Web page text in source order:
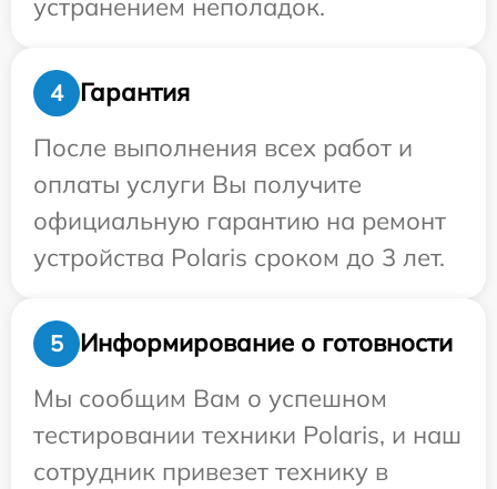
устранением неполадок.
4
Гарантия
После выполнения всех работ и
оплаты услуги Вы получите
официальную гарантию на ремонт
устройства Polaris сроком до 3 лет.
5
Информирование о готовности
Мы сообщим Вам о успешном
тестировании техники Polaris, и наш
сотрудник привезет технику в